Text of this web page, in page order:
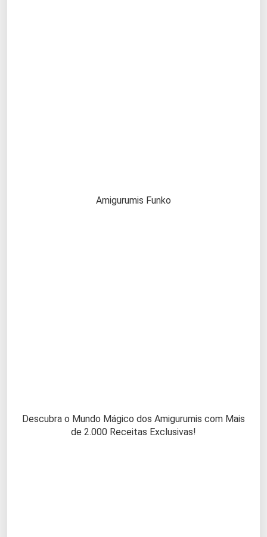
Amigurumis Funko
Descubra o Mundo Mágico dos Amigurumis com Mais
de 2.000 Receitas Exclusivas!